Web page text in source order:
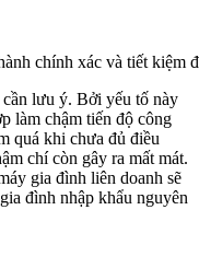
chính xác và tiết kiệm
lưu ý. Bởi yếu tố này
làm chậm tiến độ công
quá khi chưa đủ điều
chí còn gây ra mất mát.
gia đình liên doanh sẽ
đình nhập khẩu nguyên